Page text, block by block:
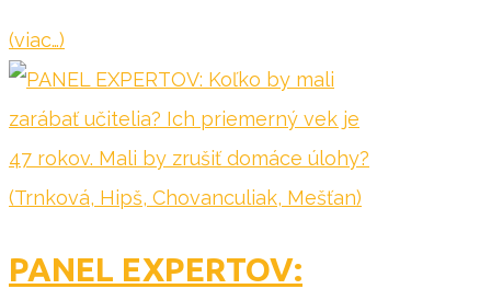
(viac…)
PANEL EXPERTOV: